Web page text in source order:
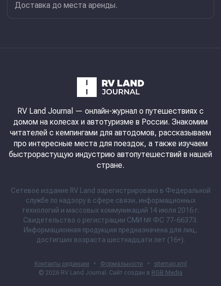
Доставка до места аренды.
RV Land Journal — онлайн-журнал о путешествиях с
домом на колесах и автотуризме в России. Знакомим
читателей с кемпингами для автодомов, рассказываем
про интересные места для поездок, а также изучаем
быстрорастущую индустрию автопутешествий в нашей
стране.
Сетевое издание RV Land зарегистрировано в Федеральной
службе по надзору в сфере связи, информационных
технологий и массовых коммуникаций 14 июля 2016 г.
Свидетельство о регистрации СМИ № ФС 77-66373.
Информационная продукция предназначена для лиц,
достигших возраста шестнадцати лет (16+).
Контакты редакции • Формальности •
sitemap.xml
© 2026 RV Land Journal . Сайт создан в RGB Media